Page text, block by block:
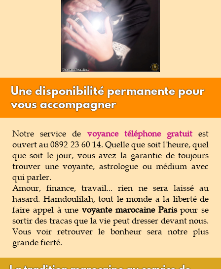
Une disponibilité permanente pour
vous accompagner
Notre service de voyance téléphone gratuitest
ouvert au 0892 23 60 14. Quelle que soit l'heure, quel
que soit le jour, vous avez la garantie de toujours
trouver une voyante, astrologue ou médium avec
qui parler.
Amour, finance, travail... rien ne sera laissé au
hasard. Hamdoulilah, tout le monde a la liberté de
faire appel à une voyante marocaine Parispour se
sortir des tracas que la vie peut dresser devant nous.
Vous voir retrouver le bonheur sera notre plus
grande fierté.